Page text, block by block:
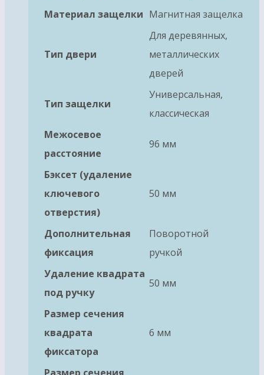
Материал защелки Магнитная защелка
Тип двери
Для деревянных,
металлических
дверей
Тип защелки
Универсальная,
классическая
Межосевое
расстояние
96 мм
Бэксет (удаление
ключевого
отверстия)
50 мм
Дополнительная
фиксация
Поворотной
ручкой
Удаление квадрата
под ручку
50 мм
Размер сечения
квадрата
фиксатора
6 мм